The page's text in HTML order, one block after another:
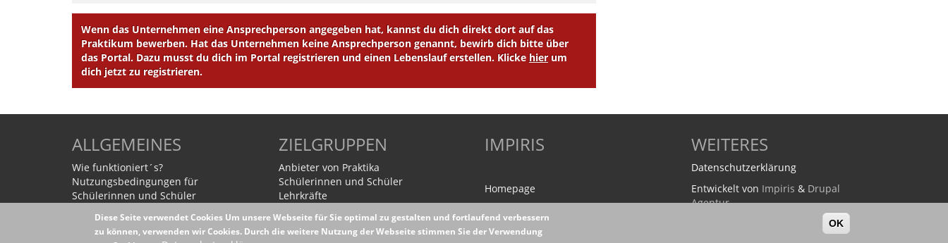
Wenn das Unternehmen eine Ansprechperson angegeben hat, kannst du dich direkt dort auf das
Praktikum bewerben. Hat das Unternehmen keine Ansprechperson genannt, bewirb dich bitte über
das Portal. Dazu musst du dich im Portal registrieren und einen Lebenslauf erstellen. Klicke hier um
dich jetzt zu registrieren.
ALLGEMEINES
Wie funktioniert´s?
Nutzungsbedingungen für
Schülerinnen und Schüler
Unternehmen
Datenschutzerklärung
ZIELGRUPPEN
Anbieter von Praktika
Schülerinnen und Schüler
Lehrkräfte
IMPIRIS
Homepage
WEITERES
Datenschutzerklärung
Entwickelt von Impiris & Drupal
Agentur
Diese Seite verwendet Cookies Um unsere Webseite für Sie optimal zu gestalten und fortlaufend verbessern
zu können, verwenden wir Cookies. Durch die weitere Nutzung der Webseite stimmen Sie der Verwendung
OK